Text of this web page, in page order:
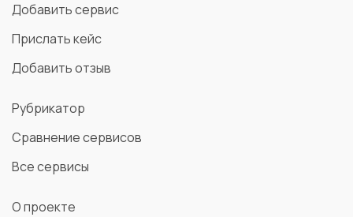
Добавить сервис
Прислать кейс
Добавить отзыв
Рубрикатор
Сравнение сервисов
Все сервисы
О проекте